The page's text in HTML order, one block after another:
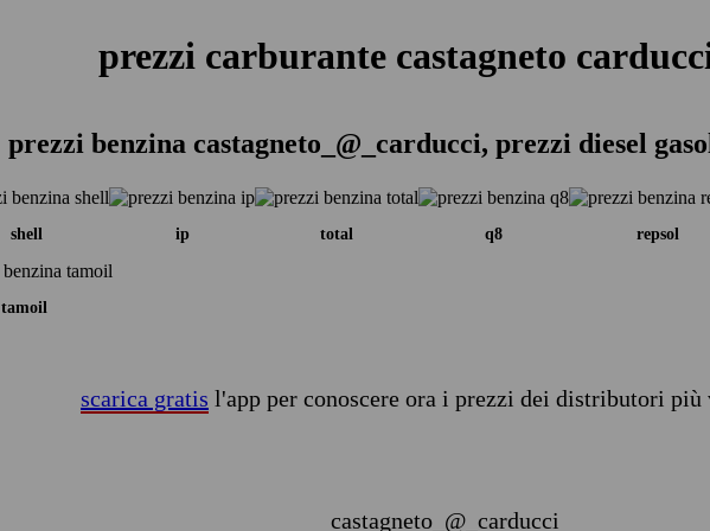
prezzi carburante castagneto
prezzi benzina castagneto_@_carducci, prezzi diesel
shell ip total q8 repsol
tamoil
scarica gratis l'app per conoscere ora i prezzi dei distributori più
castagneto_@_carducci